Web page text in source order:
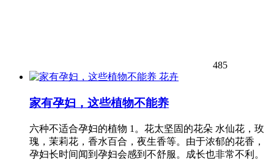
485
花卉
家有孕妇，这些植物不能养
六种不适合孕妇的植物 1。花太坚固的花朵 水仙花，玫
瑰，茉莉花，香水百合，夜生香等。由于浓郁的花香，
孕妇长时间闻到孕妇会感到不舒服。成长也非常不利。